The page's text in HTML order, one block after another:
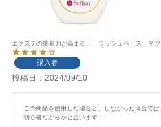
エクステの接着力が高まる！ ラッシュベース マ
購入者
投稿日 2024/09/10
この商品を使用した場合と、しなかった場合で
初心者だからかと思います…